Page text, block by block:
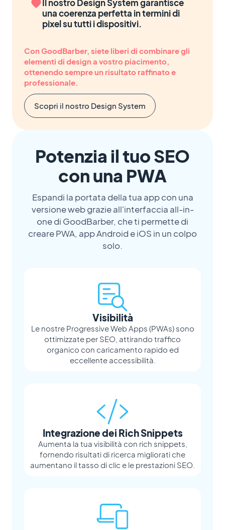
Il nostro Design System garantisce
una coerenza perfetta in termini di
pixel su tutti i dispositivi.
Con GoodBarber, siete liberi di combinare gli
elementi di design a vostro piacimento,
ottenendo sempre un risultato raffinato e
professionale.
Scopri il nostro Design System
Potenzia il tuo SEO
con una PWA
Espandi la portata della tua app con una
versione web grazie all'interfaccia all-in-
one di GoodBarber, che ti permette di
creare PWA, app Android e iOS in un colpo
solo.
Visibilità
Le nostre Progressive Web Apps (PWAs) sono
ottimizzate per SEO, attirando traffico
organico con caricamento rapido ed
eccellente accessibilità.
Integrazione dei Rich Snippets
Aumenta la tua visibilità con rich snippets,
fornendo risultati di ricerca migliorati che
aumentano il tasso di clic e le prestazioni SEO.